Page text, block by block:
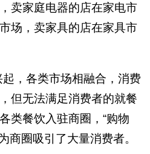
卖家庭电器的店在家电市
场，卖家具的店在家具市
，各类市场相融合，消费
但无法满足消费者的就餐
类餐饮入驻商圈，“购物
商圈吸引了大量消费者。